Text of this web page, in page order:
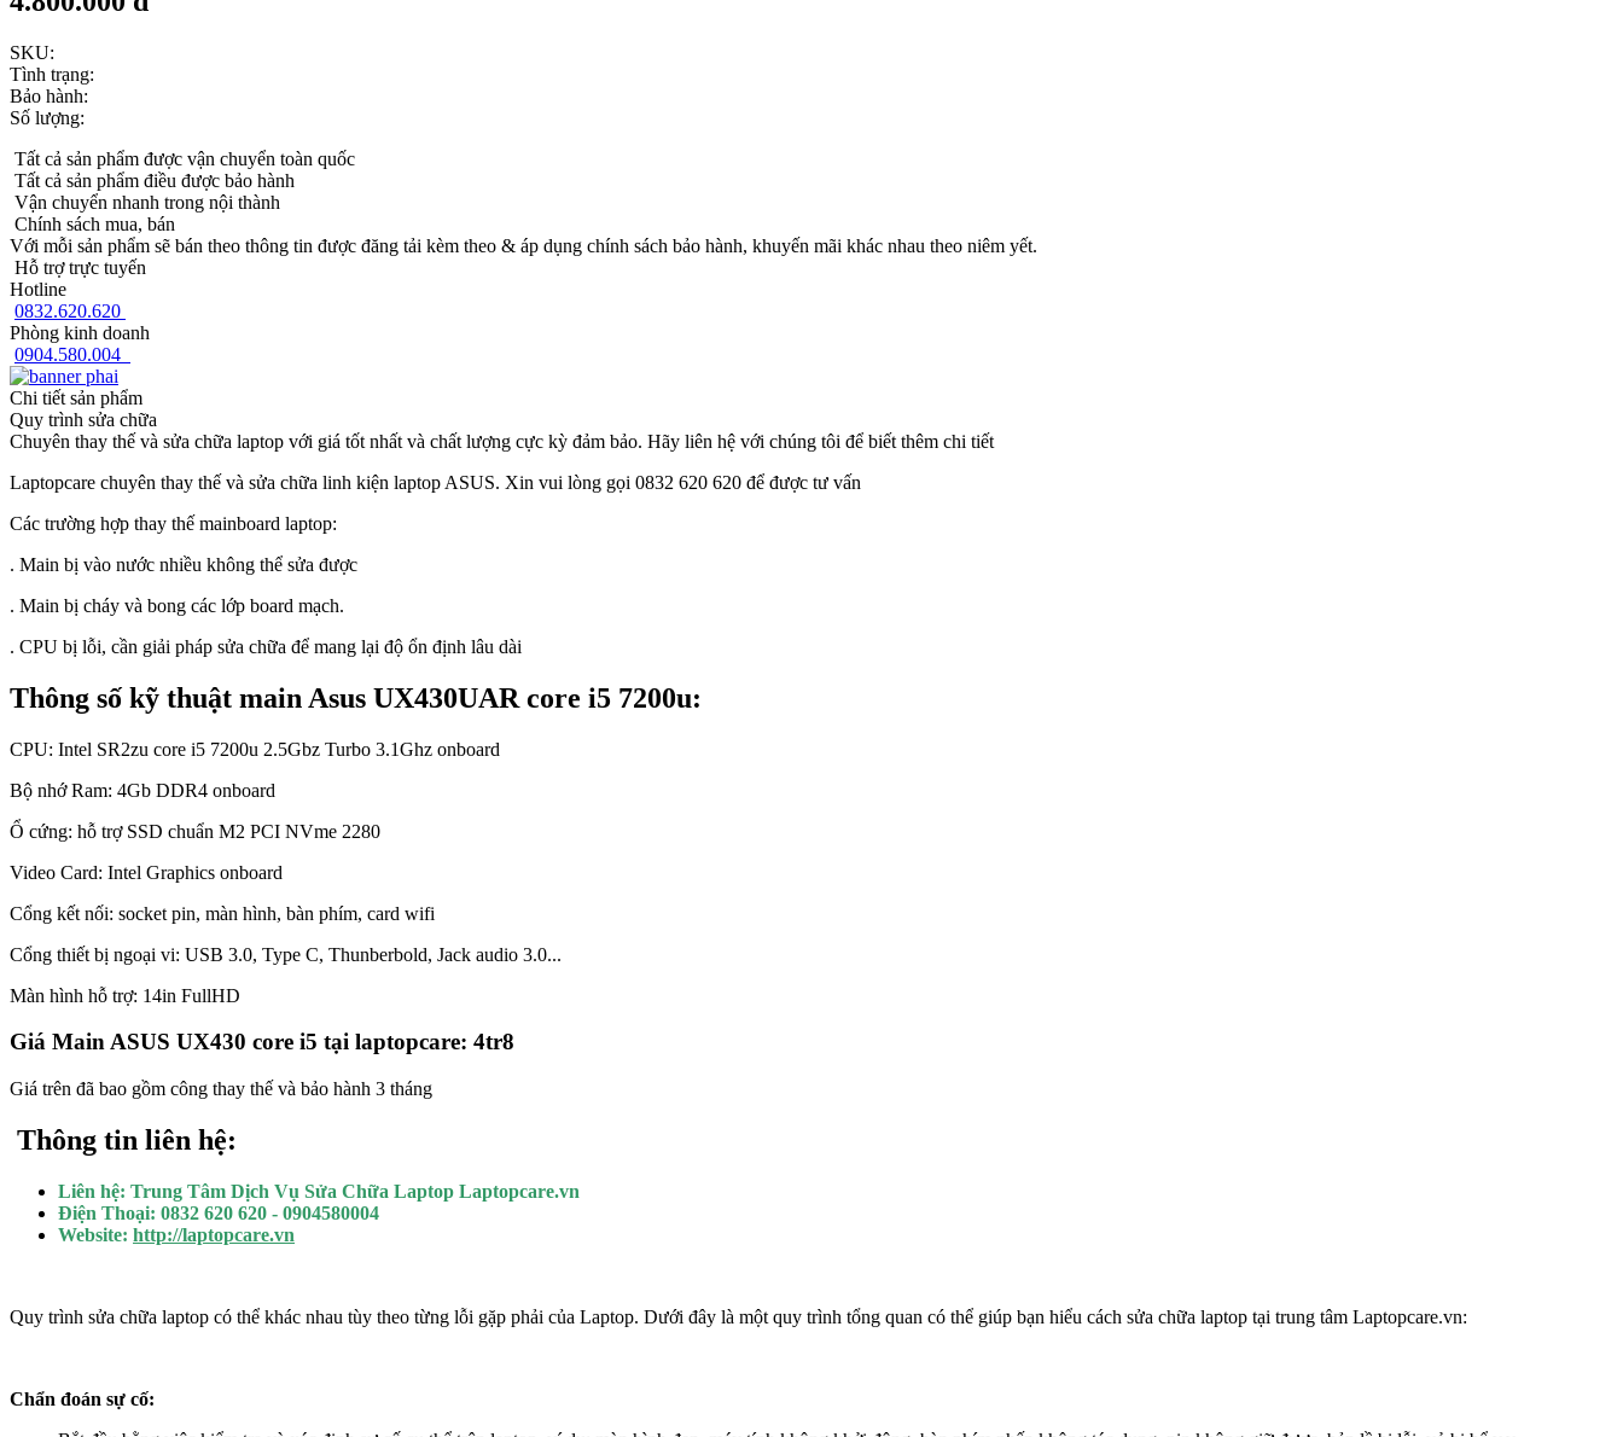
SKU:
Tình trạng:
Bảo hành:
Số lượng:
Tất cả sản phẩm được vận chuyển toàn quốc
Tất cả sản phẩm điều được bảo hành
Vận chuyển nhanh trong nội thành
Chính sách mua, bán
Với mỗi sản phẩm sẽ bán theo thông tin được đăng tải kèm theo & áp dụng chính sách bảo hành, khuyến mãi khác nhau theo niêm yết.
Hỗ trợ trực tuyến
Hotline
0832.620.620
Phòng kinh doanh
0904.580.004
Chi tiết sản phẩm
Quy trình sửa chữa
Chuyên thay thế và sửa chữa laptop với giá tốt nhất và chất lượng cực kỳ đảm bảo. Hãy liên hệ với chúng tôi để biết thêm chi tiết
Laptopcare chuyên thay thế và sửa chữa linh kiện laptop ASUS. Xin vui lòng gọi 0832 620 620 để được tư vấn
Các trường hợp thay thế mainboard laptop:
. Main bị vào nước nhiều không thể sửa được
. Main bị cháy và bong các lớp board mạch.
. CPU bị lỗi, cần giải pháp sửa chữa để mang lại độ ổn định lâu dài
Thông số kỹ thuật main Asus UX430UAR core i5 7200u:
CPU: Intel SR2zu core i5 7200u 2.5Gbz Turbo 3.1Ghz onboard
Bộ nhớ Ram: 4Gb DDR4 onboard
Ổ cứng: hỗ trợ SSD chuẩn M2 PCI NVme 2280
Video Card: Intel Graphics onboard
Cổng kết nối: socket pin, màn hình, bàn phím, card wifi
Cổng thiết bị ngoại vi: USB 3.0, Type C, Thunberbold, Jack audio 3.0...
Màn hình hỗ trợ: 14in FullHD
Giá Main ASUS UX430 core i5 tại laptopcare: 4tr8
Giá trên đã bao gồm công thay thế và bảo hành 3 tháng
Thông tin liên hệ:
Liên hệ: Trung Tâm Dịch Vụ Sửa Chữa Laptop Laptopcare.vn
Điện Thoại: 0832 620 620 - 0904580004
Website: http://laptopcare.vn
Quy trình sửa chữa laptop có thể khác nhau tùy theo từng lỗi gặp phải của Laptop. Dưới đây là một quy trình tổng quan có thể giúp bạn hiểu cách sửa chữa laptop tại trung tâm Laptopcare.vn:
Chẩn đoán sự cố: